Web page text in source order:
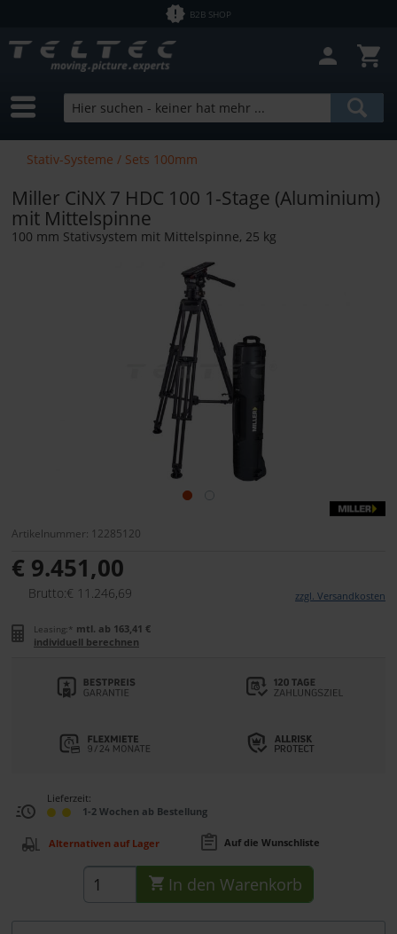
B2B SHOP
Stativ-Systeme / Sets 100mm
Miller CiNX 7 HDC 100 1-Stage (Aluminium)
mit Mittelspinne
100 mm Stativsystem mit Mittelspinne, 25 kg
Artikelnummer: 12285120
€ 9.451,00
Brutto:€ 11.246,69 zzgl. Versandkosten
Leasing:* mtl. ab 163,41 €
individuell berechnen
Lieferzeit:
1-2 Wochen ab Bestellung
Alternativen auf Lager Auf die Wunschliste
In den Warenkorb
Sofort lieferbar
Hersteller
von1,43 € bis 12758,00 €